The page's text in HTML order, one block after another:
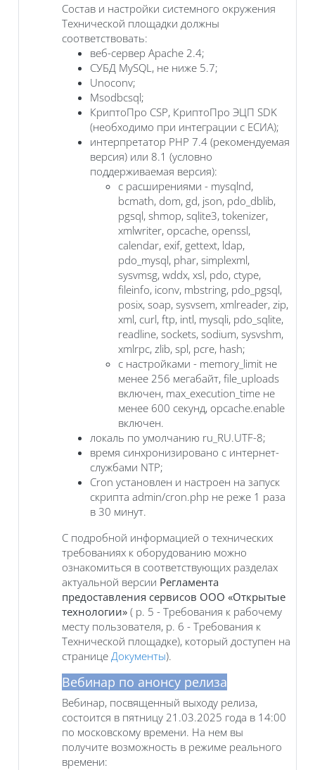
Состав и настройки системного окружения
Технической площадки должны
соответствовать:
веб-сервер Apache 2.4;
СУБД MySQL, не ниже 5.7;
Unoconv;
Msodbcsql;
КриптоПро CSP, КриптоПро ЭЦП SDK
(необходимо при интеграции с ЕСИА);
интерпретатор PHP 7.4 (рекомендуемая
версия) или 8.1 (условно
поддерживаемая версия):
с расширениями - mysqlnd,
bcmath, dom, gd, json, pdo_dblib,
pgsql, shmop, sqlite3, tokenizer,
xmlwriter, opcache, openssl,
calendar, exif, gettext, ldap,
pdo_mysql, phar, simplexml,
sysvmsg, wddx, xsl, pdo, ctype,
fileinfo, iconv, mbstring, pdo_pgsql,
posix, soap, sysvsem, xmlreader, zip,
xml, curl, ftp, intl, mysqli, pdo_sqlite,
readline, sockets, sodium, sysvshm,
xmlrpc, zlib, spl, pcre, hash;
с настройками - memory_limit не
менее 256 мегабайт, file_uploads
включен, max_execution_time не
менее 600 секунд, opcache.enable
включен.
локаль по умолчанию ru_RU.UTF-8;
время синхронизировано с интернет-
службами NTP;
Cron установлен и настроен на запуск
скрипта admin/cron.php не реже 1 раза
в 30 минут.
С подробной информацией о технических
требованиях к оборудованию можно
ознакомиться в соответствующих разделах
актуальной версии Регламента
предоставления сервисов ООО «Открытые
технологии» ( р. 5 - Требования к рабочему
месту пользователя, р. 6 - Требования к
Технической площадке), который доступен на
странице Документы).
Вебинар по анонсу релиза
Вебинар, посвященный выходу релиза,
состоится в пятницу 21.03.2025 года в 14:00
по московскому времени. На нем вы
получите возможность в режиме реального
времени: